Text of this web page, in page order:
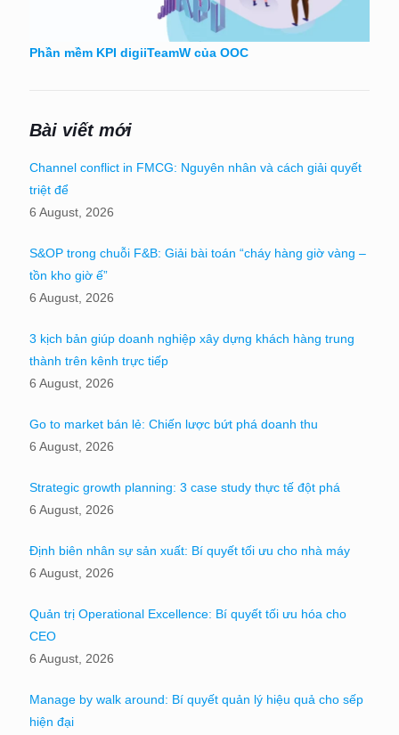
Phần mềm KPI digiiTeamW của OOC
Bài viết mới
Channel conflict in FMCG: Nguyên nhân và cách giải quyết
triệt để
6 August, 2026
S&OP trong chuỗi F&B: Giải bài toán “cháy hàng giờ vàng –
tồn kho giờ ế”
6 August, 2026
3 kịch bản giúp doanh nghiệp xây dựng khách hàng trung
thành trên kênh trực tiếp
6 August, 2026
Go to market bán lẻ: Chiến lược bứt phá doanh thu
6 August, 2026
Strategic growth planning: 3 case study thực tế đột phá
6 August, 2026
Định biên nhân sự sản xuất: Bí quyết tối ưu cho nhà máy
6 August, 2026
Quản trị Operational Excellence: Bí quyết tối ưu hóa cho
CEO
6 August, 2026
Manage by walk around: Bí quyết quản lý hiệu quả cho sếp
hiện đại